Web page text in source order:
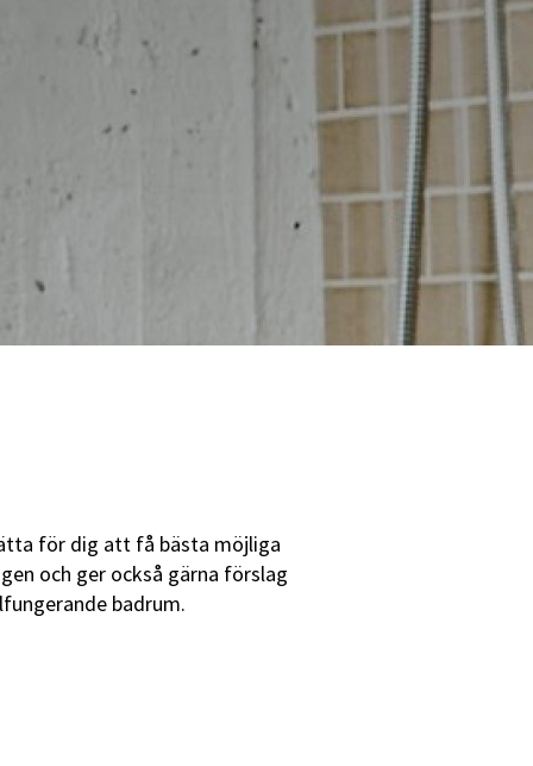
för dig att få bästa möjliga
och ger också gärna förslag
badrum.